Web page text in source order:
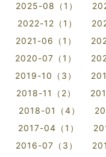
2025-08（1）
2022-12（1）
2021-06（1）
2020-07（1）
2019-10（3）
2018-11（2）
2018-01（4）
2017-04（1）
2016-07（3）